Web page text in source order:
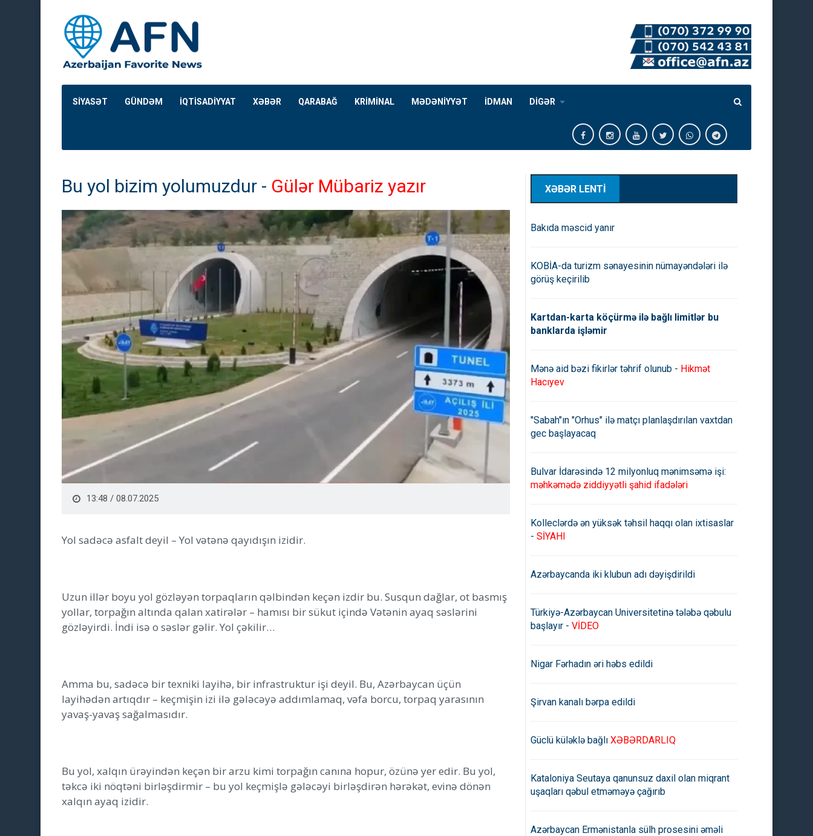
SİYASƏT GÜNDƏM İQTİSADİYYAT XƏBƏR QARABAĞ KRİMİNAL MƏDƏNİYYƏT İDMAN DİGƏR
Bu yol bizim yolumuzdur - Gülər Mübariz yazır
13:48 / 08.07.2025
Yol sadəcə asfalt deyil – Yol vətənə qayıdışın izidir.
Uzun illər boyu yol gözləyən torpaqların qəlbindən keçən izdir bu. Susqun dağlar, ot basmış
yollar, torpağın altında qalan xatirələr – hamısı bir sükut içində Vətənin ayaq səslərini
gözləyirdi. İndi isə o səslər gəlir. Yol çəkilir…
Amma bu, sadəcə bir texniki layihə, bir infrastruktur işi deyil. Bu, Azərbaycan üçün
layihədən artıqdır – keçmişin izi ilə gələcəyə addımlamaq, vəfa borcu, torpaq yarasının
yavaş-yavaş sağalmasıdır.
Bu yol, xalqın ürəyindən keçən bir arzu kimi torpağın canına hopur, özünə yer edir. Bu yol,
təkcə iki nöqtəni birləşdirmir – bu yol keçmişlə gələcəyi birləşdirən hərəkət, evinə dönən
xalqın ayaq izidir.
XƏBƏR LENTİ
Bakıda məscid yanır
KOBİA-da turizm sənayesinin nümayəndələri ilə
görüş keçirilib
Kartdan-karta köçürmə ilə bağlı limitlər bu
banklarda işləmir
Mənə aid bəzi fikirlər təhrif olunub - Hikmət
Hacıyev
"Sabah"ın "Orhus" ilə matçı planlaşdırılan vaxtdan
gec başlayacaq
Bulvar İdarəsində 12 milyonluq mənimsəmə işi:
məhkəmədə ziddiyyətli şahid ifadələri
Kolleclərdə ən yüksək təhsil haqqı olan ixtisaslar
- SİYAHI
Azərbaycanda iki klubun adı dəyişdirildi
Türkiyə-Azərbaycan Universitetinə tələbə qəbulu
başlayır - VİDEO
Nigar Fərhadın əri həbs edildi
Şirvan kanalı bərpa edildi
Güclü küləklə bağlı XƏBƏRDARLIQ
Kataloniya Seutaya qanunsuz daxil olan miqrant
uşaqları qəbul etməməyə çağırıb
Azərbaycan Ermənistanla sülh prosesini əməli